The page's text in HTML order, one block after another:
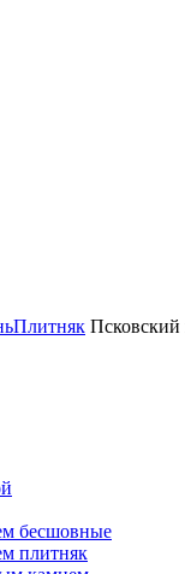
Плитняк
бесшовные
плитняк